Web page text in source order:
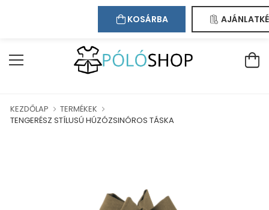
Kapcsolat Regisztráció
KEZDŐLAP
TERMÉKEK
TENGERÉSZ STÍLUSÚ HÚZÓZSINÓROS TÁSKA
KOSÁRBA